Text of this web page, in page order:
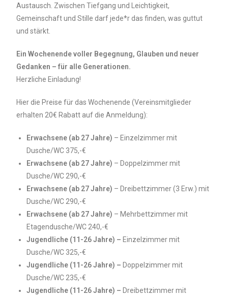
Austausch. Zwischen Tiefgang und Leichtigkeit,
Gemeinschaft und Stille darf jede*r das finden, was guttut
und stärkt.
Ein Wochenende voller Begegnung, Glauben und neuer
Gedanken – für alle Generationen.
Herzliche Einladung!
Hier die Preise für das Wochenende (Vereinsmitglieder
erhalten 20€ Rabatt auf die Anmeldung):
Erwachsene (ab 27 Jahre) – Einzelzimmer mit
Dusche/WC 375,-€
Erwachsene (ab 27 Jahre) – Doppelzimmer mit
Dusche/WC 290,-€
Erwachsene (ab 27 Jahre) – Dreibettzimmer (3 Erw.) mit
Dusche/WC 290,-€
Erwachsene (ab 27 Jahre) – Mehrbettzimmer mit
Etagendusche/WC 240,-€
Jugendliche (11-26 Jahre) – Einzelzimmer mit
Dusche/WC 325,-€
Jugendliche (11-26 Jahre) – Doppelzimmer mit
Dusche/WC 235,-€
Jugendliche (11-26 Jahre) – Dreibettzimmer mit